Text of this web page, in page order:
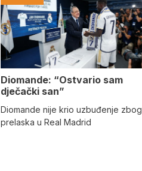
Diomande: “Ostvario sam
dječački san”
Diomande nije krio uzbuđenje zbog
prelaska u Real Madrid